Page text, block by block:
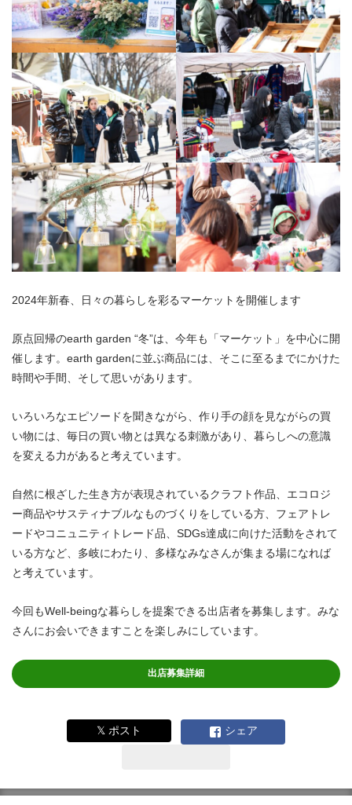
2024年新春、日々の暮らしを彩るマーケットを開催します
原点回帰のearth garden “冬”は、今年も「マーケット」を中心に開
催します。earth gardenに並ぶ商品には、そこに至るまでにかけた
時間や手間、そして思いがあります。
いろいろなエピソードを聞きながら、作り手の顔を見ながらの買
い物には、毎日の買い物とは異なる刺激があり、暮らしへの意識
を変える力があると考えています。
自然に根ざした生き方が表現されているクラフト作品、エコロジ
ー商品やサスティナブルなものづくりをしている方、フェアトレ
ードやコニュニティトレード品、SDGs達成に向けた活動をされて
いる方など、多岐にわたり、多様なみなさんが集まる場になれば
と考えています。
今回もWell-beingな暮らしを提案できる出店者を募集します。みな
さんにお会いできますことを楽しみにしています。
出店募集詳細
𝕏 ポスト シェア